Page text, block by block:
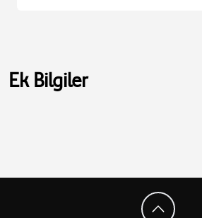
Ek Bilgiler